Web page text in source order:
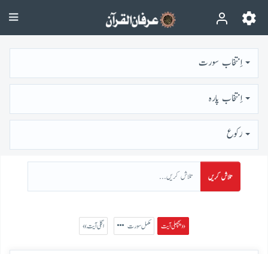
اِنتخاب سورت
اِنتخاب پارہ
رُكوع
تلاش کریں
پچھلی آیت » مکمل سورت « اگلی آیت